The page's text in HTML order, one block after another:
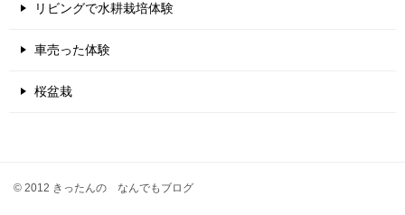
リビングで水耕栽培体験
車売った体験
桜盆栽
© 2012 きったんの なんでもブログ